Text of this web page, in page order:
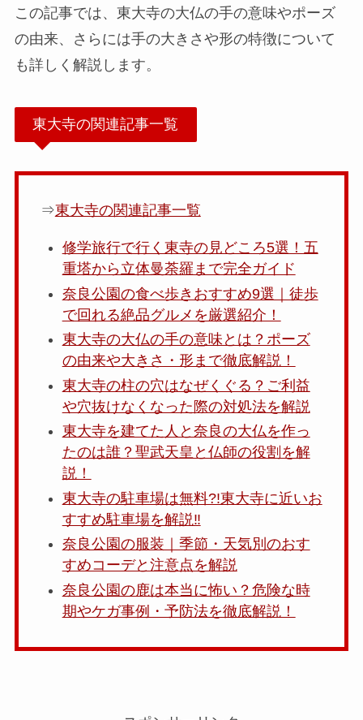
この記事では、東大寺の大仏の手の意味やポーズ
の由来、さらには手の大きさや形の特徴について
も詳しく解説します。
東大寺の関連記事一覧
⇒東大寺の関連記事一覧
修学旅行で行く東寺の見どころ5選！五
重塔から立体曼荼羅まで完全ガイド
奈良公園の食べ歩きおすすめ9選｜徒歩
で回れる絶品グルメを厳選紹介！
東大寺の大仏の手の意味とは？ポーズ
の由来や大きさ・形まで徹底解説！
東大寺の柱の穴はなぜくぐる？ご利益
や穴抜けなくなった際の対処法を解説
東大寺を建てた人と奈良の大仏を作っ
たのは誰？聖武天皇と仏師の役割を解
説！
東大寺の駐車場は無料?!東大寺に近いお
すすめ駐車場を解説‼
奈良公園の服装｜季節・天気別のおす
すめコーデと注意点を解説
奈良公園の鹿は本当に怖い？危険な時
期やケガ事例・予防法を徹底解説！